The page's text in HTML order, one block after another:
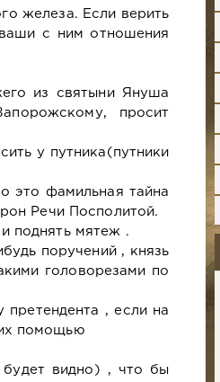
железа. Если верить
ваши с ним отношения
из святыни Януша
просит
у путника(путники
это фамильная тайна
Речи Посполитой.
поднять мятеж .
поручений , князь
головорезами по
претендента , если на
помощью
будет видно) , что бы